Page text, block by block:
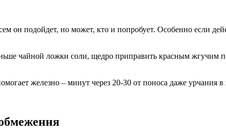
он подойдет, но может, кто и попробует. Особенно если
чайной ложки соли, щедро приправить красным жгучим
железно – минут через 20-30 от поноса даже урчания в